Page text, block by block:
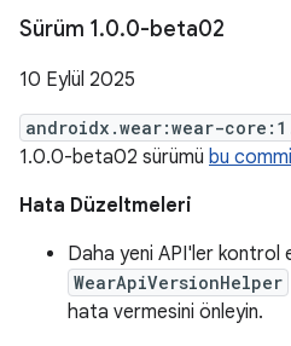
Sürüm 1.0.0-beta02
10 Eylül 2025
androidx.wear:wear-
1.0.0-beta02 sürümü bu
Hata Düzeltmeleri
Daha yeni API'ler kontrol
WearApiVersionHelper
hata vermesini önleyin.